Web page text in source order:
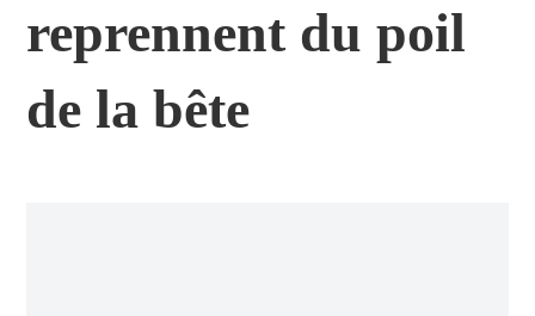
reprennent du poil
de la bête